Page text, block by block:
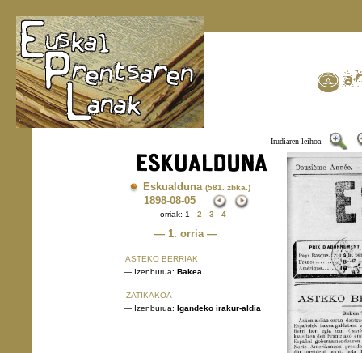
Irudiaren leihoa:
Eskualduna (581. zbka.)
1898-08-05
orriak: 1 - 2 - 3 - 4
— 1. orria —
ASTEKO BERRIAK
— Izenburua: Bakea
ZATIKAKOA
— Izenburua: Igandeko irakur-aldia